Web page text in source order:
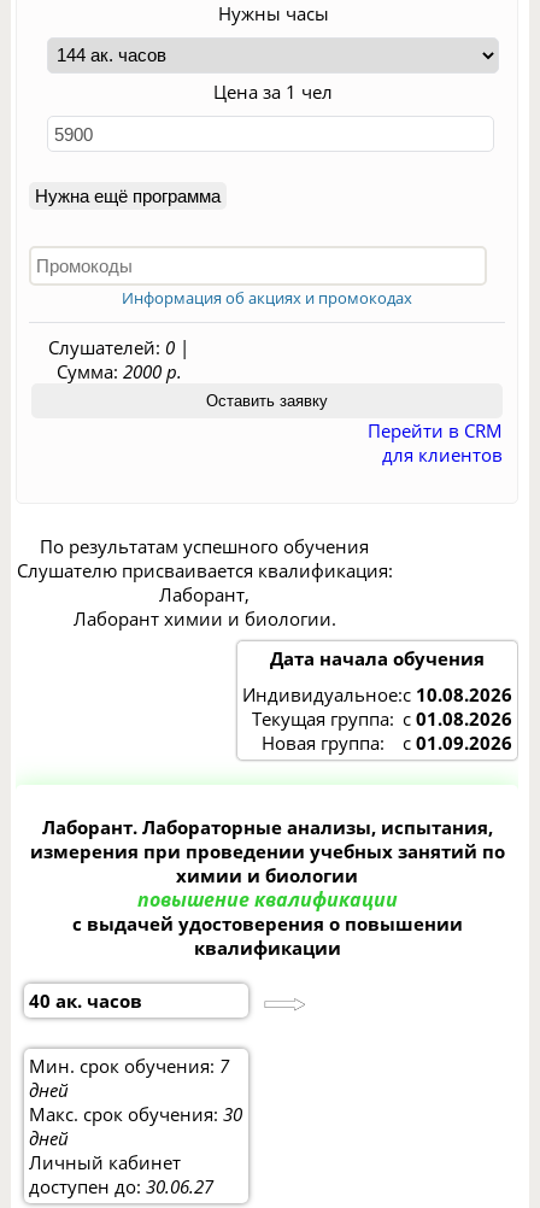
Нужны часы
Цена за 1 чел
Нужна ещё программа
Информация об акциях и промокодах
Слушателей: 0 |
Сумма: 2000 р.
Перейти в CRM
для клиентов
По результатам успешного обучения
Слушателю присваивается квалификация:
Лаборант,
Лаборант химии и биологии.
Дата начала обучения
Индивидуальное:с 10.08.2026
Текущая группа: с01.08.2026
Новая группа:
с01.09.2026
Лаборант. Лабораторные анализы, испытания,
измерения при проведении учебных занятий по
химии и биологии
повышение квалификации
с выдачей удостоверения о повышении
квалификации
40 ак. часов
Мин. срок обучения: 7
дней
Макс. срок обучения:30
дней
Личный кабинет
доступен до:30.06.27